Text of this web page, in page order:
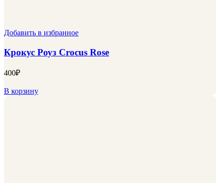
Добавить в избранное
Крокус Роуз Crocus Rose
400₽
В корзину